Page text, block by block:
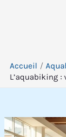
Accueil
L’aquabiking